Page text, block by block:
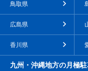
鳥取県
広島県
香川県
九州・沖縄地方の月極